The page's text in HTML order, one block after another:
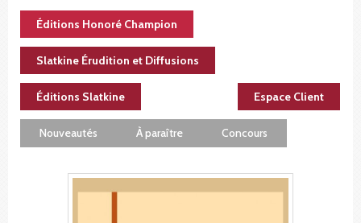
Éditions Honoré Champion
Slatkine Érudition et Diffusions
Éditions Slatkine Espace Client
Nouveautés À paraître Concours